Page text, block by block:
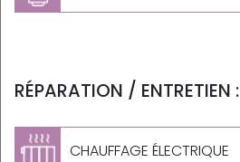
RÉPARATION / ENTRETIEN :
CHAUFFAGE ÉLECTRIQUE